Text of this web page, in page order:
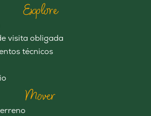
Explore
visita obligada
técnicos
Mover